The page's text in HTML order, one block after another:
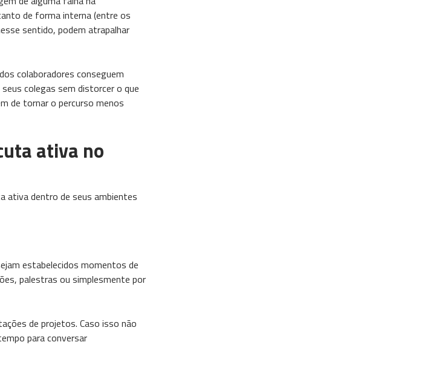
de forma interna (entre os
sentido, podem atrapalhar
colaboradores conseguem
colegas sem distorcer o que
de tornar o percurso menos
ativa no
ativa dentro de seus ambientes
estabelecidos momentos de
palestras ou simplesmente por
de projetos. Caso isso não
para conversar